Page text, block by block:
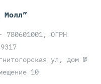
Молл”
ОГРН
ул, дом №
10